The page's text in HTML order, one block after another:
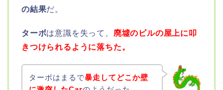
の結果だ。
ターボは意識を失って、 廃墟のビルの屋上に叩
きつけられるように落ちた。
ターボはまるで暴走してどこか壁